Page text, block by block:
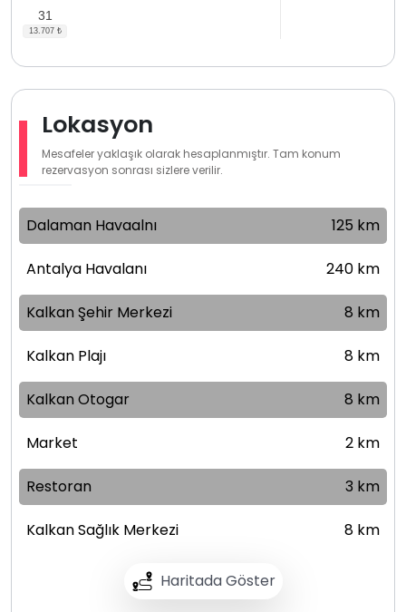
31
Lokasyon
Mesafeler yaklaşık olarak hesaplanmıştır. Tam konum
rezervasyon sonrası sizlere verilir.
Haritada Göster
Dalaman Havaalnı 125 km
Antalya Havalanı 240 km
Kalkan Şehir Merkezi 8 km
Kalkan Plajı 8 km
Kalkan Otogar 8 km
Market 2 km
Restoran 3 km
Kalkan Sağlık Merkezi 8 km